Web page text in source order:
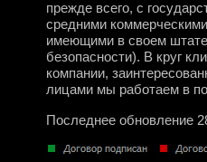
прежде всего, с
средними
имеющими в своем
безопасности). В круг
компании,
лицами мы работаем в
Последнее обновление